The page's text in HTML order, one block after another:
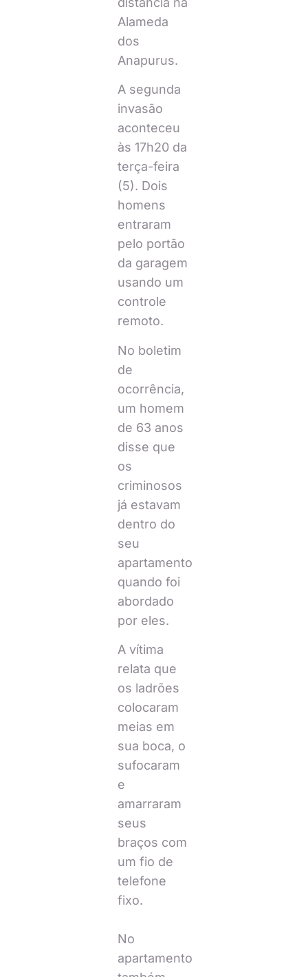
Alameda
dos
Anapurus.
A segunda
invasão
aconteceu
às 17h20 da
terça-feira
(5). Dois
homens
entraram
pelo portão
da garagem
usando um
controle
remoto.
No boletim
de
ocorrência,
um homem
de 63 anos
disse que
os
criminosos
já estavam
dentro do
seu
apartamento
quando foi
abordado
por eles.
A vítima
relata que
os ladrões
colocaram
meias em
sua boca, o
sufocaram
e
amarraram
seus
braços com
um fio de
telefone
fixo.
No
apartamento